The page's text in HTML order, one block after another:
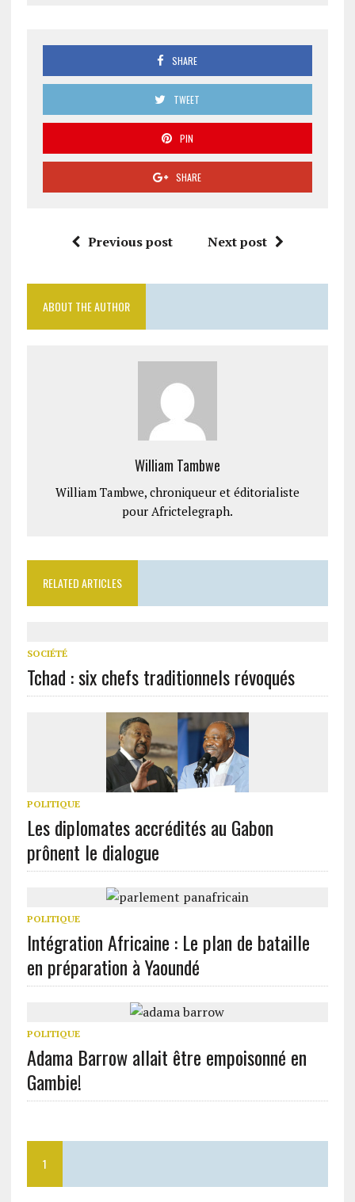
SHARE
TWEET
PIN
SHARE
Previous post Next post
ABOUT THE AUTHOR
William Tambwe
William Tambwe, chroniqueur et éditorialiste
pour Africtelegraph.
RELATED ARTICLES
SOCIÉTÉ
Tchad : six chefs traditionnels révoqués
POLITIQUE
Les diplomates accrédités au Gabon
prônent le dialogue
POLITIQUE
Intégration Africaine : Le plan de bataille
en préparation à Yaoundé
POLITIQUE
Adama Barrow allait être empoisonné en
Gambie!
1